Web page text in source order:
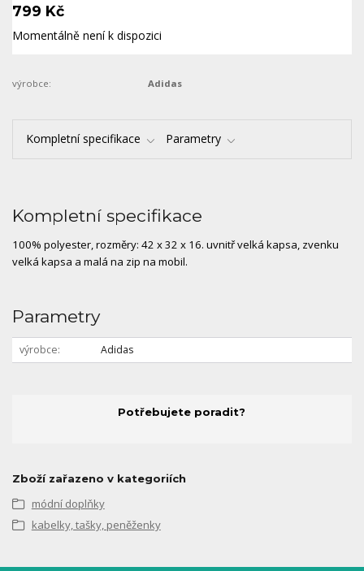
799 Kč
Momentálně není k dispozici
výrobce: Adidas
Kompletní specifikace Parametry
Kompletní specifikace
100% polyester, rozměry: 42 x 32 x 16. uvnitř velká kapsa, zvenku
velká kapsa a malá na zip na mobil.
Parametry
výrobce Adidas
Potřebujete poradit?
Zboží zařazeno v kategoriích
módní doplňky
kabelky, tašky, peněženky